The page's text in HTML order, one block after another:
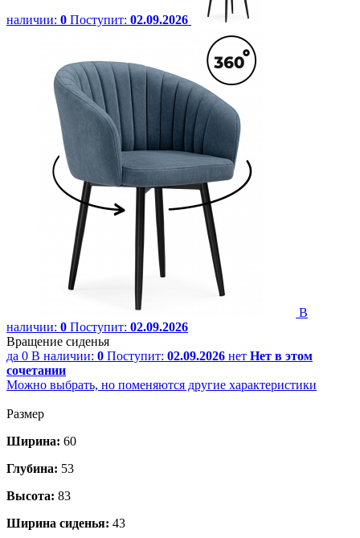
наличии: 0 Поступит: 02.09.2026
В
наличии: 0 Поступит: 02.09.2026
Вращение сиденья
да 0 В наличии: 0 Поступит: 02.09.2026 нет Нет в этом
сочетании
Можно выбрать, но поменяются другие характеристики
Размер
Ширина: 60
Глубина: 53
Высота: 83
Ширина сиденья: 43